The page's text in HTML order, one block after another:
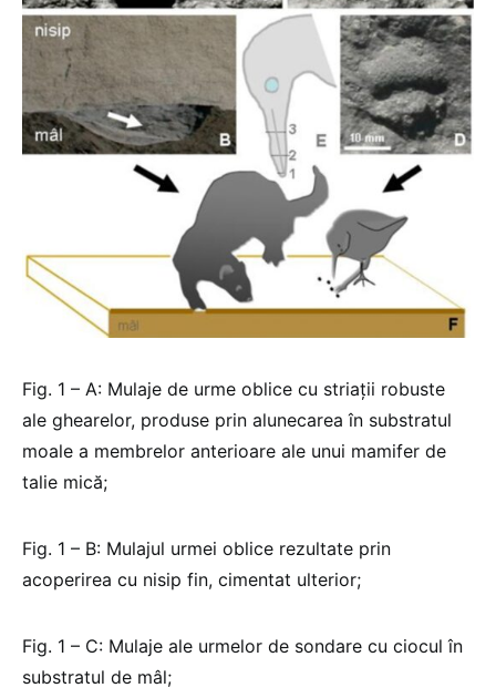
Fig. 1 – A: Mulaje de urme oblice cu striații robuste
ale ghearelor, produse prin alunecarea în substratul
moale a membrelor anterioare ale unui mamifer de
talie mică;
Fig. 1 – B: Mulajul urmei oblice rezultate prin
acoperirea cu nisip fin, cimentat ulterior;
Fig. 1 – C: Mulaje ale urmelor de sondare cu ciocul în
substratul de mâl;